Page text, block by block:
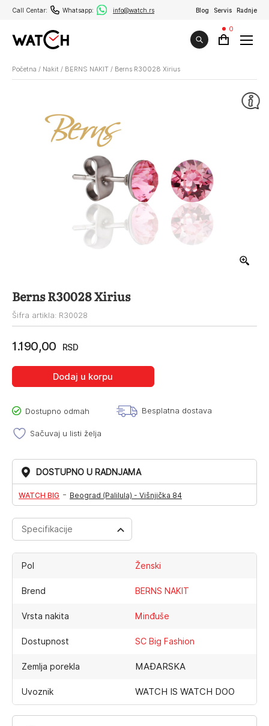
Call Centar: Whatsapp: info@watch.rs Blog Servis Radnje
0
Početna / Nakit / BERNS NAKIT / Berns R30028 Xirius
Berns R30028 Xirius
Šifra artikla: R30028
1.190,00 RSD
Dodaj u korpu
Dostupno odmah Besplatna dostava
Sačuvaj u listi želja
DOSTUPNO U RADNJAMA
WATCH BIG - Beograd (Palilula) - Višnjička 84
Specifikacije
Pol Ženski
Brend BERNS NAKIT
Vrsta nakita Minđuše
Dostupnost SC Big Fashion
Zemlja porekla MAĐARSKA
Uvoznik WATCH IS WATCH DOO